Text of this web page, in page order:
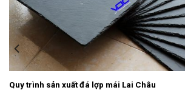
Quy trình sản xuất đá lợp mái Lai Châu